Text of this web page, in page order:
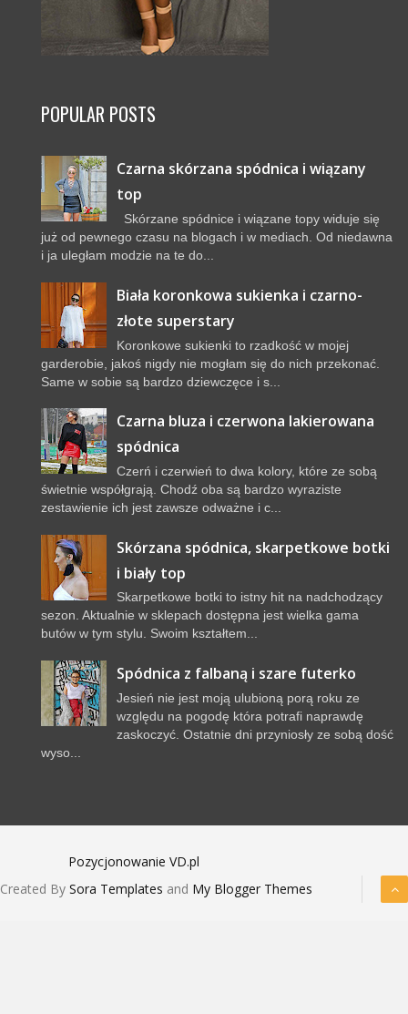
POPULAR POSTS
Czarna skórzana spódnica i wiązany
top
Skórzane spódnice i wiązane topy widuje się
już od pewnego czasu na blogach i w mediach. Od niedawna
i ja uległam modzie na te do...
Biała koronkowa sukienka i czarno-
złote superstary
Koronkowe sukienki to rzadkość w mojej
garderobie, jakoś nigdy nie mogłam się do nich przekonać.
Same w sobie są bardzo dziewczęce i s...
Czarna bluza i czerwona lakierowana
spódnica
Czerń i czerwień to dwa kolory, które ze sobą
świetnie współgrają. Chodź oba są bardzo wyraziste
zestawienie ich jest zawsze odważne i c...
Skórzana spódnica, skarpetkowe botki
i biały top
Skarpetkowe botki to istny hit na nadchodzący
sezon. Aktualnie w sklepach dostępna jest wielka gama
butów w tym stylu. Swoim kształtem...
Spódnica z falbaną i szare futerko
Jesień nie jest moją ulubioną porą roku ze
względu na pogodę która potrafi naprawdę
zaskoczyć. Ostatnie dni przyniosły ze sobą dość
wyso...
Pozycjonowanie VD.pl
Created By Sora Templates and My Blogger Themes